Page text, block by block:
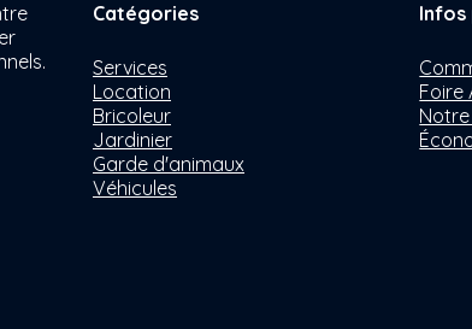
Catégories
Services
Location
Bricoleur
Jardinier
Garde d'animaux
Véhicules
Infos
Foire